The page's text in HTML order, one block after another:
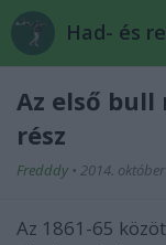
Az első bull
rész
Fredddy • 2014. október
Az 1861-65